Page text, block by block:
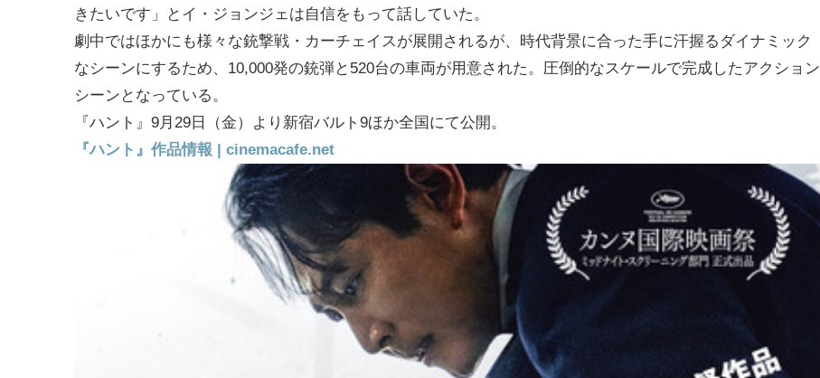
きたいです」とイ・ジョンジェは自信をもって話していた。
劇中ではほかにも様々な銃撃戦・カーチェイスが展開されるが、時代背景に合った手に汗握るダイナミック
なシーンにするため、10,000発の銃弾と520台の車両が用意された。圧倒的なスケールで完成したアクション
シーンとなっている。
『ハント』9月29日（金）より新宿バルト9ほか全国にて公開。
『ハント』作品情報 | cinemacafe.net